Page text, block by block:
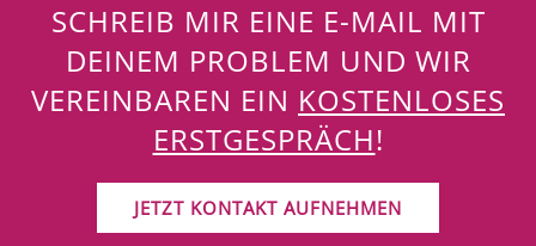
SCHREIB MIR EINE E-MAIL MIT
DEINEM PROBLEM UND WIR
VEREINBAREN EIN KOSTENLOSES
ERSTGESPRÄCH!
JETZT KONTAKT AUFNEHMEN